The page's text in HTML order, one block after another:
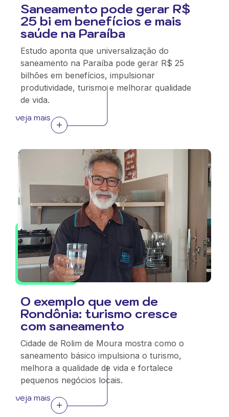
Saneamento pode gerar R$
25 bi em benefícios e mais
saúde na Paraíba
Estudo aponta que universalização do
saneamento na Paraíba pode gerar R$ 25
bilhões em benefícios, impulsionar
produtividade, turismo e melhorar qualidade
de vida.
veja mais
O exemplo que vem de
Rondônia: turismo cresce
com saneamento
Cidade de Rolim de Moura mostra como o
saneamento básico impulsiona o turismo,
melhora a qualidade de vida e fortalece
pequenos negócios locais.
veja mais